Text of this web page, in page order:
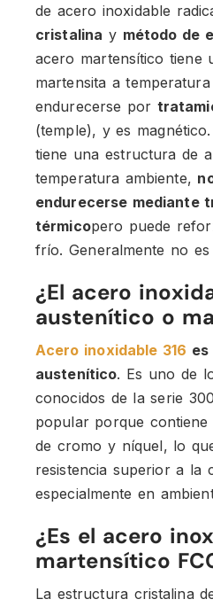
de acero inoxidable
cristalina y método de
acero martensítico tiene
martensita a
endurecerse por
(temple), y es
tiene una estructura de
temperatura ambiente,
endurecerse mediante
térmicopero puede
frío. Generalmente no es
¿El acero
austenítico o
Acero inoxidable 316
austenítico. Es uno de
conocidos de la serie
popular porque contiene
de cromo y níquel, lo
resistencia superior a la
especialmente en
¿Es el acero
martensítico
La estructura cristalina